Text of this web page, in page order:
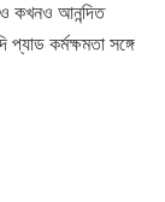
কখনও আনন্দিত
কর্মক্ষমতা সঙ্গে